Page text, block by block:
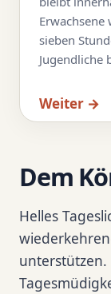
sieben
Jugendliche
Weiter →
Dem
Helles